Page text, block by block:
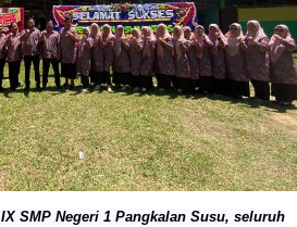
SMP Negeri 1 Pangkalan Susu, seluruh